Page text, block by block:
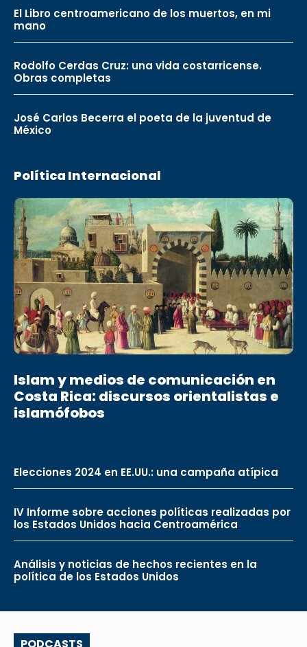
El Libro centroamericano de los muertos, en mi
mano
Rodolfo Cerdas Cruz: una vida costarricense.
Obras completas
José Carlos Becerra el poeta de la juventud de
México
Política Internacional
Islam y medios de comunicación en
Costa Rica: discursos orientalistas e
islamófobos
Elecciones 2024 en EE.UU.: una campaña atípica
IV Informe sobre acciones políticas realizadas por
los Estados Unidos hacia Centroamérica
Análisis y noticias de hechos recientes en la
política de los Estados Unidos